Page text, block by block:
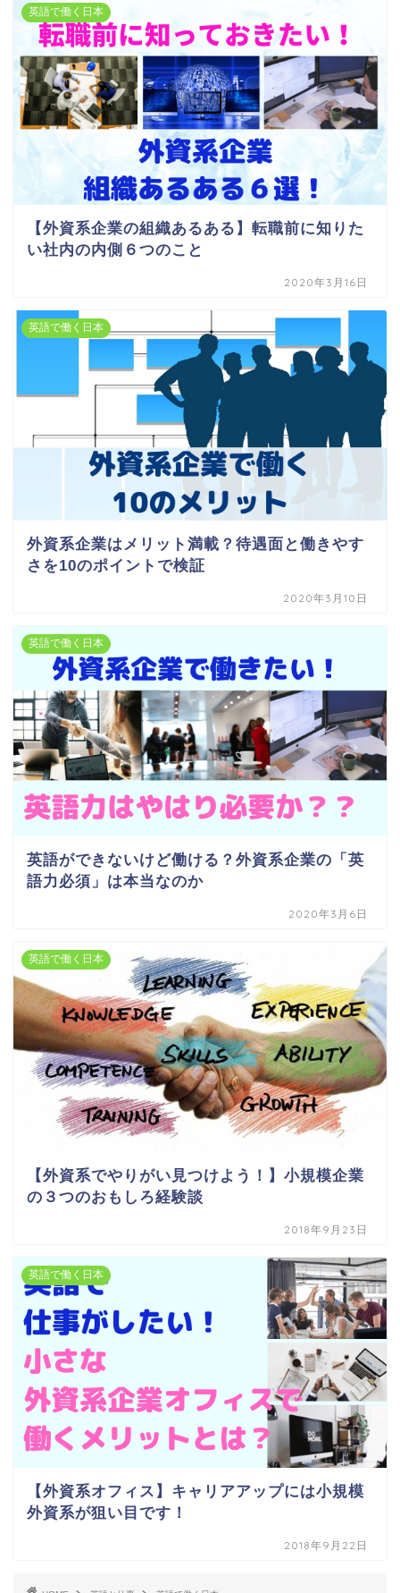
英語で働く日本
【外資系企業の組織あるある】転職前に知りた
い社内の内側６つのこと
2020年3月16日
英語で働く日本
外資系企業はメリット満載？待遇面と働きやす
さを10のポイントで検証
2020年3月10日
英語で働く日本
英語ができないけど働ける？外資系企業の「英
語力必須」は本当なのか
2020年3月6日
英語で働く日本
【外資系でやりがい見つけよう！】小規模企業
の３つのおもしろ経験談
2018年9月23日
英語で働く日本
【外資系オフィス】キャリアアップには小規模
外資系が狙い目です！
2018年9月22日